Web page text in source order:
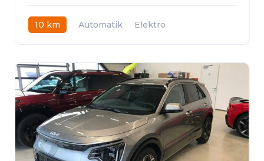
10 km Automatik
Elektro